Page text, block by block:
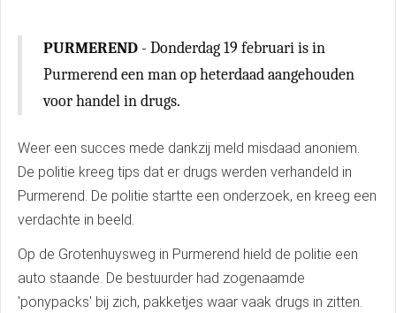
PURMEREND - Donderdag 19 februari is in
Purmerend een man op heterdaad aangehouden
voor handel in drugs.
Weer een succes mede dankzij meld misdaad anoniem.
De politie kreeg tips dat er drugs werden verhandeld in
Purmerend. De politie startte een onderzoek, en kreeg een
verdachte in beeld.
Op de Grotenhuysweg in Purmerend hield de politie een
auto staande. De bestuurder had zogenaamde
'ponypacks' bij zich, pakketjes waar vaak drugs in zitten.